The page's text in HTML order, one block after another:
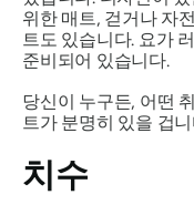
위한 매트, 걷거나 자
트도 있습니다. 요가
준비되어 있습니다.
당신이 누구든, 어떤
트가 분명히 있을 겁
치수